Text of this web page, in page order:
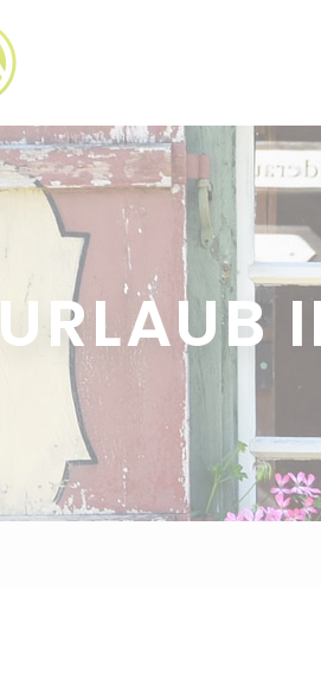
URLAUB